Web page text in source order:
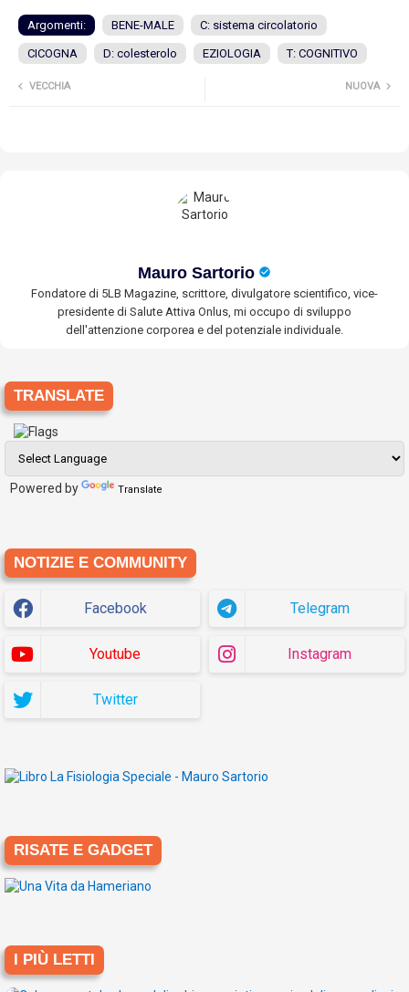
Argomenti: BENE-MALE C: sistema circolatorio
CICOGNA D: colesterolo EZIOLOGIA T: COGNITIVO
NUOVA
VECCHIA
Mauro Sartorio
Fondatore di 5LB Magazine, scrittore, divulgatore scientifico, vice-
presidente di Salute Attiva Onlus, mi occupo di sviluppo
dell'attenzione corporea e del potenziale individuale.
TRANSLATE
Powered by Translate
NOTIZIE E COMMUNITY
Facebook Telegram
Youtube Instagram
Twitter
RISATE E GADGET
I PIÙ LETTI